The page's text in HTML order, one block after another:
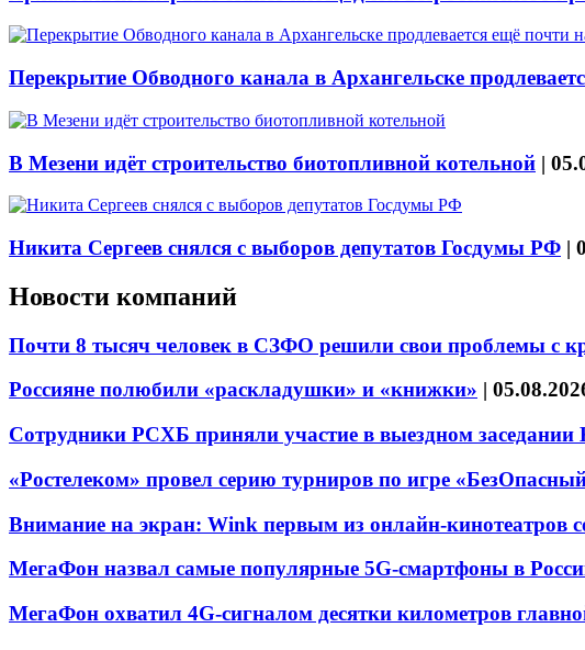
Перекрытие Обводного канала в Архангельске
В Мезени идёт строительство биотопливной котельной |
Никита Сергеев снялся с выборов депутатов Госдумы РФ |
Новости компаний
Почти 8 тысяч человек в СЗФО решили свои проблемы с
Россияне полюбили «раскладушки» и «книжки» |
Сотрудники РСХБ приняли участие в выездном
«Ростелеком» провел серию турниров по игре
Внимание на экран: Wink первым из онлайн-кинотеатров
МегаФон назвал самые популярные 5G-смартфоны в
МегаФон охватил 4G-сигналом десятки километров